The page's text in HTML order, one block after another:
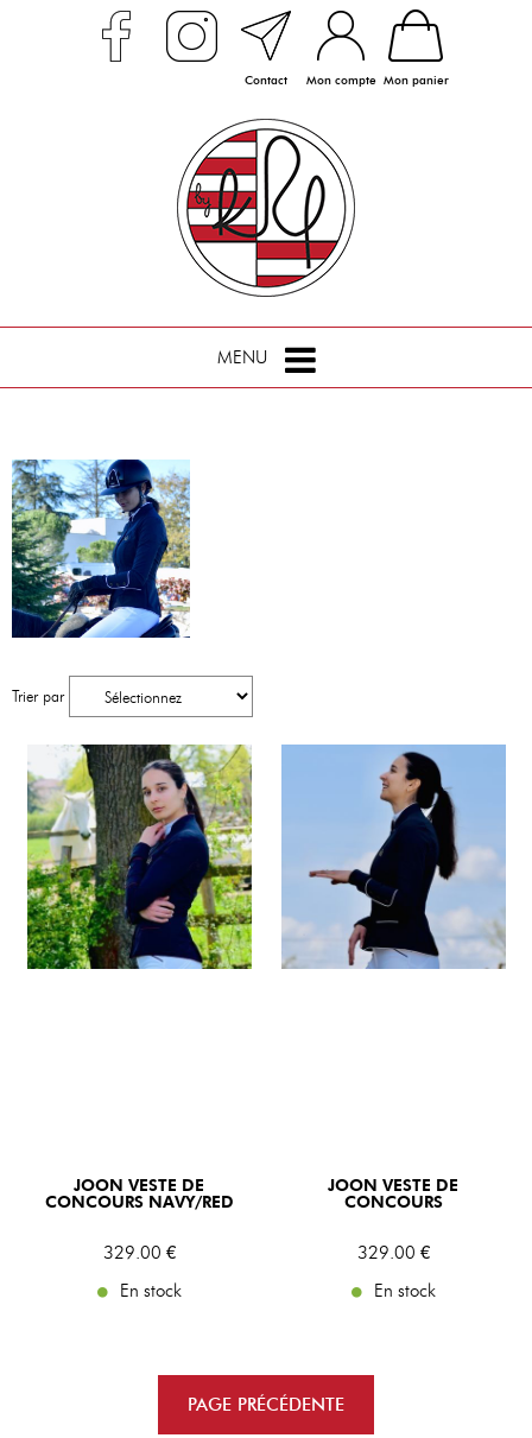
Contact Mon compte Mon panier
MENU
Trier par
JOON VESTE DE
CONCOURS NAVY/RED
329 .00 €
En stock
JOON VESTE DE
CONCOURS
329 .00 €
En stock